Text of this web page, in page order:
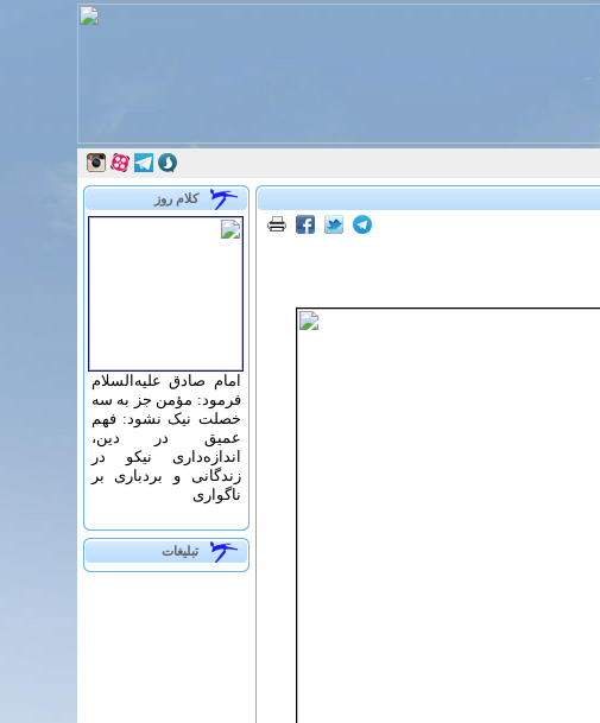
کلام روز
امام صادق علیه‌السلام
فرمود: مؤمن جز به سه
خصلت نیک نشود: فهم
عمیق در دین،
اندازه‌دارى نیکو در
زندگانى و بردبارى بر
ناگوارى
تبلیغات